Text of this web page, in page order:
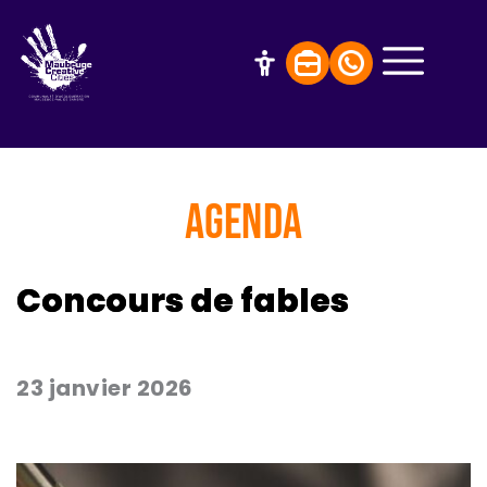
AGENDA
Concours de fables
23 janvier 2026